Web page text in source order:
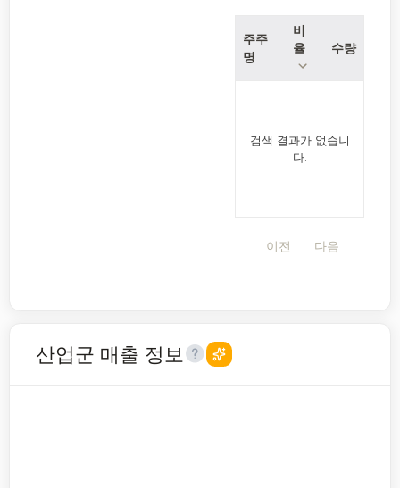
주주
명
비
율
수량
검색 결과가 없습니
다.
이전 다음
산업군 매출 정보